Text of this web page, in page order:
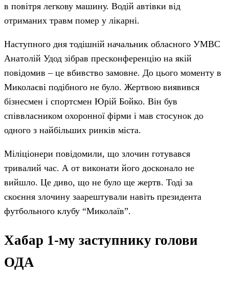
в повітря легкову машину. Водій автівки від
отриманих травм помер у лікарні.
Наступного дня тодішній начальник обласного УМВС
Анатолій Удод зібрав пресконференцію на якій
повідомив – це вбивство замовне. До цього моменту в
Миколаєві подібного не було. Жертвою виявився
бізнесмен і спортсмен Юрій Бойко. Він був
співвласником охоронної фірми і мав стосунок до
одного з найбільших ринків міста.
Міліціонери повідомили, що злочин готувався
тривалий час. А от виконати його досконало не
вийшло. Це диво, що не було ще жертв. Тоді за
скоєння злочину заарештували навіть президента
футбольного клубу “Миколаїв”.
Хабар 1-му заступнику голови
ОДА